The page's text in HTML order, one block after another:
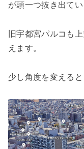
が頭一つ抜き出てい
旧宇都宮パルコも
えます。
少し角度を変える